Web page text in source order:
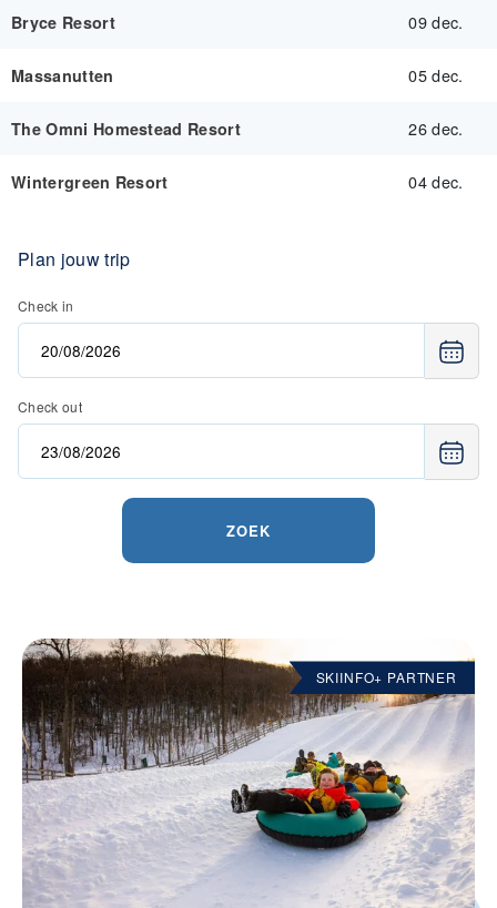
Bryce Resort 09 dec.
Massanutten 05 dec.
The Omni Homestead Resort 26 dec.
Wintergreen Resort 04 dec.
Plan jouw trip
Check in
Check out
ZOEK
SKIINFO+ PARTNER